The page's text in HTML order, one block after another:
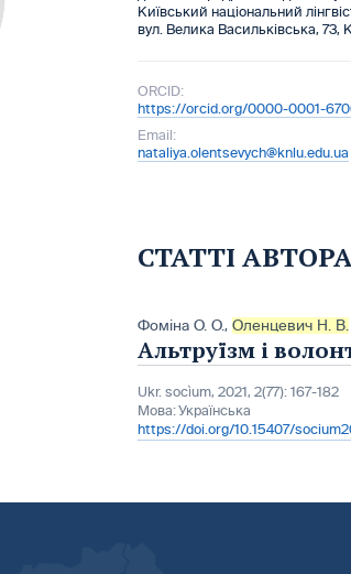
Київський національний
вул. Велика Васильківська, 73,
ORCID:
https://orcid.org/0000-0001-
Email:
nataliya.olentsevych@knlu.edu.ua
СТАТТІ
Фоміна О. О., Оленцевич Н. В.
Альтруїзм і
Ukr. socìum, 2021, 2(77): 167-182
Мова:Українська
https://doi.org/10.15407/